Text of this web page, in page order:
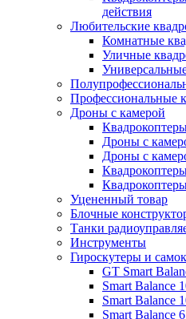
действия
Любительские
Комнатные
Уличные
Профессиональные
Дроны с камерой
Дроны с
Дроны с
Уцененный товар
Блочные
Танки
Инструменты
Гироскутеры и
GT Smart
Smart Balance
Smart Balance
Smart Balance